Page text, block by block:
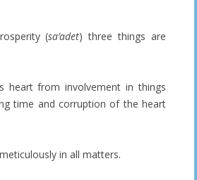
(sa’adet) three things are
heart from involvement in things
time and corruption of the heart
meticulously in all matters.